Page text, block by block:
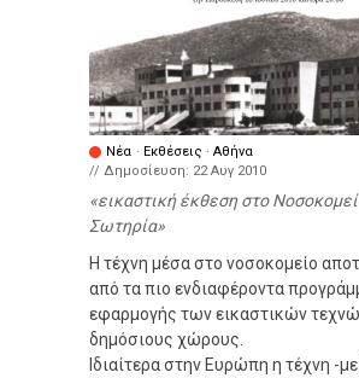
Νέα · Εκθέσεις · Αθήνα
// Δημοσίευση: 22 Αυγ 2010
εικαστική έκθεση στο
Σωτηρία
Η τέχνη μέσα στο νοσοκομείο
από τα πιο ενδιαφέροντα
εφαρμογής των εικαστικών
δημόσιους χώρους.
Ιδιαίτερα στην Ευρώπη η τέχνη -